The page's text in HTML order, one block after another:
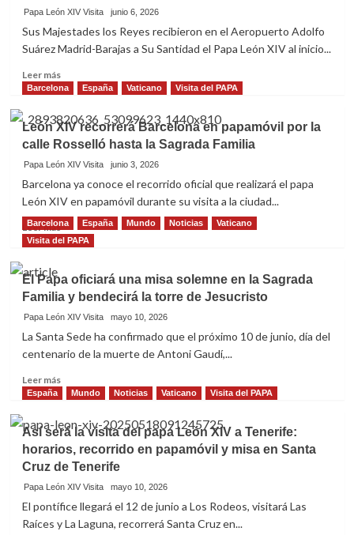
del
Congreso
(III)
León
«Una
ley
alcanza
su
verdadera
grandeza
por
hecho
de
haber
sido
formalmente
la
alcanza
puede
comparecer
ante
dignidad
de
persona»
Papa León XIV Visita junio 6, 2026
Sus Majestades los Reyes recibieron en el Aeropuerto Adolfo
Suárez Madrid-Barajas a Su Santidad el Papa León XIV al inicio...
Leer másLeer
más
​
La
Familia
Real
los
actos
que
con
motivo
de
visita
apostólica
Su
Santidad
Papa
León
XIV
España
Barcelona España Vaticano Visita del PAPA
León XIV recorrerá Barcelona en papamóvil por la
calle Rosselló hasta la Sagrada Familia
Papa León XIV Visita junio 3, 2026
Barcelona ya conoce el recorrido oficial que realizará el papa
León XIV en papamóvil durante su visita a la ciudad...
Leer másLeer
más
XIV
recorrerá
Barcelona
en
por
calle
hasta
la
Sagrada
Familia
Barcelona España Mundo Noticias
Vaticano
Visita del PAPA
El Papa oficiará una misa solemne en la Sagrada
Familia y bendecirá la torre de Jesucristo
Papa León XIV Visita mayo 10, 2026
La Santa Sede ha confirmado que el próximo 10 de junio, día del
centenario de la muerte de Antoni Gaudí,...
Leer másLeer
más
El
Papa
oficiará
una
misa
en
la
España Mundo Noticias Vaticano Visita del PAPA
Así será la visita del papa León XIV a Tenerife:
horarios, recorrido en papamóvil y misa en Santa
Cruz de Tenerife
Papa León XIV Visita mayo 10, 2026
El pontífice llegará el 12 de junio a Los Rodeos, visitará Las
Raíces y La Laguna, recorrerá Santa Cruz en...